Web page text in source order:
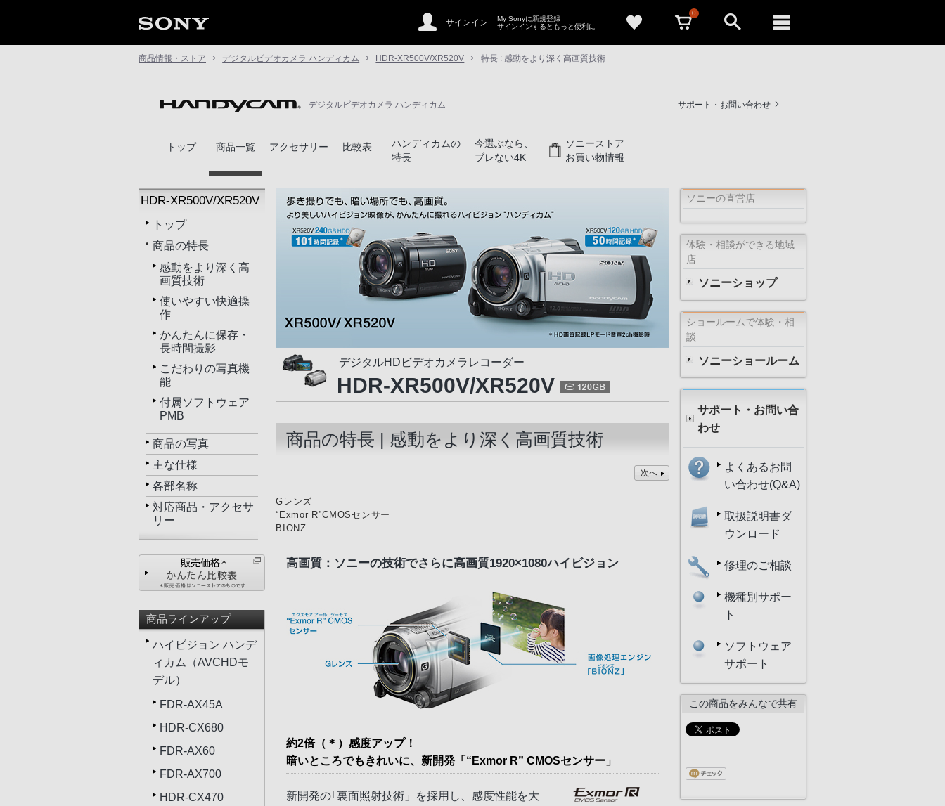
サインイン
My Sonyに新規登録
サインインするともっと便利に
0
商品情報・ストア デジタルビデオカメラ ハンディカム HDR-XR500V/XR520V 特長 : 感動をより深く高画質技術
デジタルビデオカメラ ハンディカム サポート・お問い合わせ
トップ 商品一覧 アクセサリー 比較表
ハンディカムの
特長
今選ぶなら、
ブレない4K
ソニーストア
お買い物情報
HDR-XR500V/XR520V
トップ
商品の特長
感動をより深く高
画質技術
使いやすい快適操
作
かんたんに保存・
長時間撮影
こだわりの写真機
能
付属ソフトウェア
PMB
商品の写真
主な仕様
各部名称
対応商品・アクセサ
リー
商品ラインアップ
ハイビジョン ハンデ
ィカム（AVCHDモ
デル）
FDR-AX45A
HDR-CX680
FDR-AX60
FDR-AX700
HDR-CX470
デジタルHDビデオカメラレコーダー
HDR-XR500V/XR520V
商品の特長 | 感動をより深く高画質技術
次へ
Gレンズ
“Exmor R”CMOSセンサー
BIONZ
高画質：ソニーの技術でさらに高画質1920×1080ハイビジョン
約2倍（＊）感度アップ！
暗いところでもきれいに、新開発「“Exmor R” CMOSセンサー」
新開発の｢裏面照射技術」を採用し、感度性能を大
ソニーの直営店
体験・相談ができる地域
店
ソニーショップ
ショールームで体験・相
談
ソニーショールーム
サポート・お問い合
わせ
よくあるお問
い合わせ(Q&A)
取扱説明書ダ
ウンロード
修理のご相談
機種別サポー
ト
ソフトウェア
サポート
この商品をみんなで共有